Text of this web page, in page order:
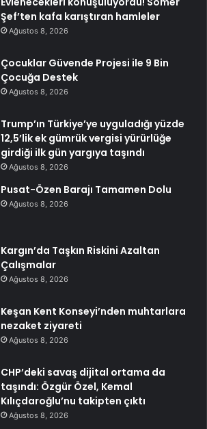
Şef’ten kafa karıştıran hamleler
Ağustos 8, 2026
Çocuklar Güvende Projesi ile 9 Bin
Çocuğa Destek
Ağustos 8, 2026
Trump’ın Türkiye’ye uyguladığı yüzde
12,5’lik ek gümrük vergisi yürürlüğe
girdiği ilk gün yargıya taşındı
Ağustos 8, 2026
Pusat-Özen Barajı Tamamen Dolu
Ağustos 8, 2026
Kargın’da Taşkın Riskini Azaltan
Çalışmalar
Ağustos 8, 2026
Keşan Kent Konseyi’nden muhtarlara
nezaket ziyareti
Ağustos 8, 2026
CHP’deki savaş dijital ortama da
taşındı: Özgür Özel, Kemal
Kılıçdaroğlu’nu takipten çıktı
Ağustos 8, 2026